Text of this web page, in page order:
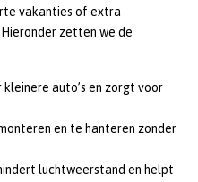
vakanties of extra
zetten we de
kleinere auto’s en zorgt voor
en te hanteren zonder
luchtweerstand en helpt